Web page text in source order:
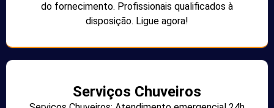
do fornecimento. Profissionais qualificados à
disposição. Ligue agora!
Serviços Chuveiros